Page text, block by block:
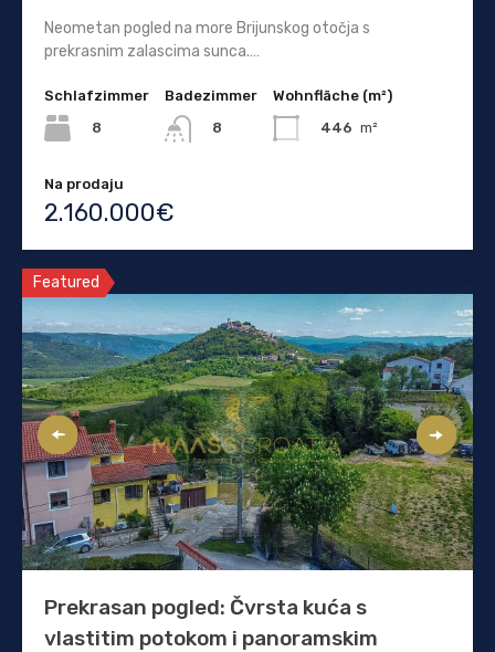
Neometan pogled na more Brijunskog otočja s
prekrasnim zalascima sunca.…
Schlafzimmer
8
Badezimmer
8
Wohnfläche (m²)
446 m²
Na prodaju
2.160.000€
Featured
Prekrasan pogled: Čvrsta kuća s
vlastitim potokom i panoramskim